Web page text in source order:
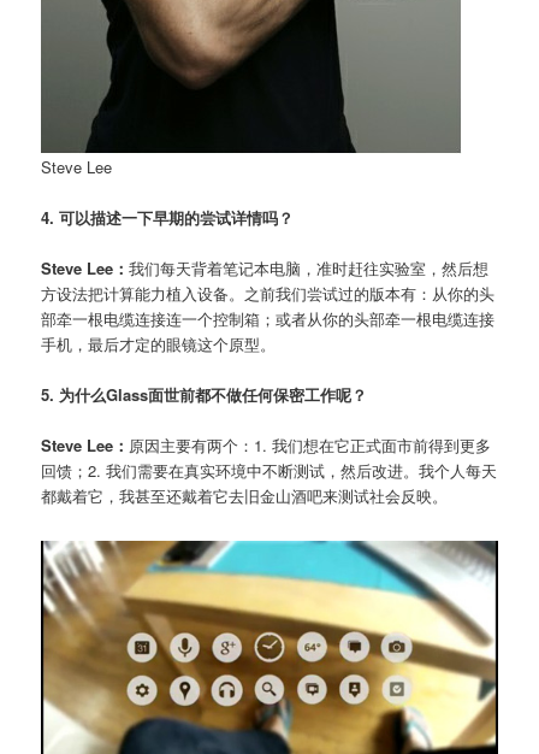
Steve Lee
4. 可以描述一下早期的尝试详情吗？
Steve Lee：我们每天背着笔记本电脑，准时赶往实验室，然后想
方设法把计算能力植入设备。之前我们尝试过的版本有：从你的头
部牵一根电缆连接连一个控制箱；或者从你的头部牵一根电缆连接
手机，最后才定的眼镜这个原型。
5. 为什么Glass面世前都不做任何保密工作呢？
Steve Lee： 原因主要有两个：1. 我们想在它正式面市前得到更多
回馈；2. 我们需要在真实环境中不断测试，然后改进。我个人每天
都戴着它，我甚至还戴着它去旧金山酒吧来测试社会反映。